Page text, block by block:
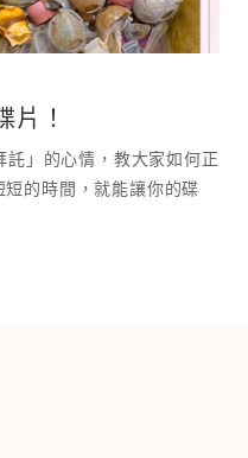
片！
」的心情，教大家如何正
的時間，就能讓你的碟